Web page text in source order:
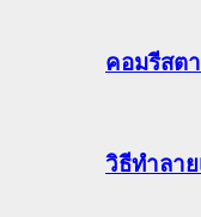
คอมรีสตา
วิธีทําลา